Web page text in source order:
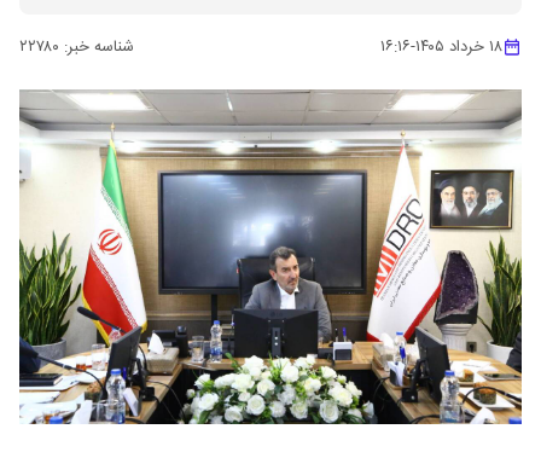
۱۸ خرداد ۱۴۰۵ -۱۶:۱۶ شناسه خبر: ۲۲۷۸۰